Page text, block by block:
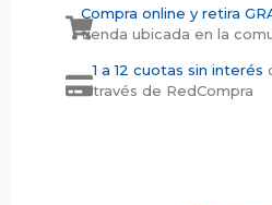
Compra online y retira
tienda ubicada en la
1 a 12 cuotas sin interés
través de RedCompra